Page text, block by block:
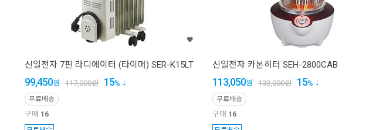
신일전자 7핀 라디에이터 (타이머) SER-K15LT
99,450원 117,000원 15%
무료배송
구매 16
신일전자 카본히터 SEH-2800CAB
113,050원 133,000원 15%
무료배송
구매 16